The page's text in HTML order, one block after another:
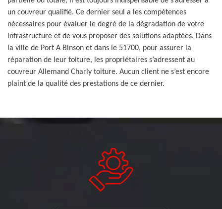
un couvreur qualifié. Ce dernier seul a les compétences
nécessaires pour évaluer le degré de la dégradation de votre
infrastructure et de vous proposer des solutions adaptées. Dans
la ville de Port A Binson et dans le 51700, pour assurer la
réparation de leur toiture, les propriétaires s’adressent au
couvreur Allemand Charly toiture. Aucun client ne s’est encore
plaint de la qualité des prestations de ce dernier.